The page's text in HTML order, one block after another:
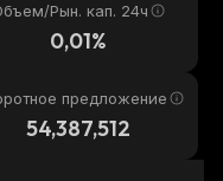
Рын. кап. 24ч
0,01%
предложение
54,387,512